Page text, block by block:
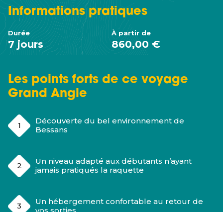
Les points forts de ce voyage
Grand Angle
Découverte du bel environnement de
Bessans
Un niveau adapté aux débutants n’ayant
jamais pratiqués la raquette
Un hébergement confortable au retour de
Informationspratiques
Durée
7 jours
À partir de
860,00 €